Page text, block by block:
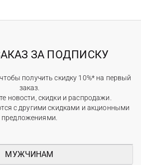
ЗА ПОДПИСКУ
получить скидку 10%* на первый
заказ.
новости, скидки и распродажи.
с другими скидками и акционными
предложениями.
МУЖЧИНАМ